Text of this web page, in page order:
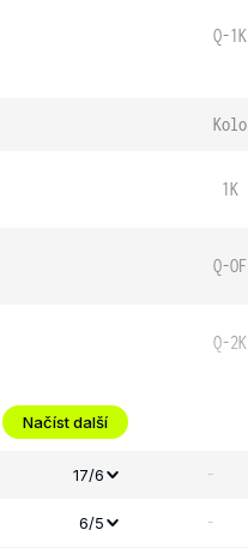
Q-1K
Kolo
1K
Q-OF
Q-2K
Načíst další
17/6 -
6/5 -